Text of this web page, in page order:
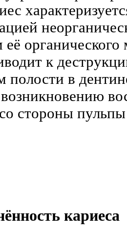
к
полости в
стороны
кариеса